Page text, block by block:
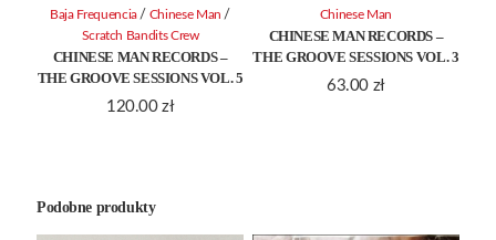
CHINESE MAN RECORDS –
THE GROOVE SESSIONS VOL. 5
120.00 zł
Baja Frequencia / Chinese Man /
Scratch Bandits Crew
CHINESE MAN RECORDS –
THE GROOVE SESSIONS VOL. 3
63.00 zł
Chinese Man
Podobne produkty